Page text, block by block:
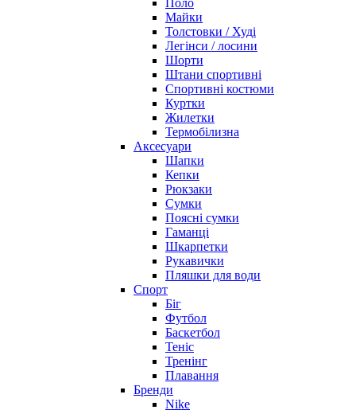
Майки
Толстовки / Худі
Легінси / лосини
Шорти
Штани спортивні
Спортивні костюми
Куртки
Жилетки
Термобілизна
Аксесуари
Шапки
Кепки
Рюкзаки
Сумки
Поясні сумки
Гаманці
Шкарпетки
Рукавички
Пляшки для води
Спорт
Біг
Футбол
Баскетбол
Теніс
Тренінг
Плавання
Бренди
Nike